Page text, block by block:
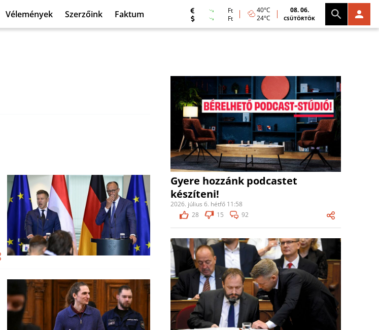
Vélemények Szerzőink Faktum
Ft
Ft
40°C
24°C
08. 06.
CSÜTÖRTÖK
Gyere hozzánk podcastet
készíteni!
2026. július 6. hétfő 11:58
28
15 92